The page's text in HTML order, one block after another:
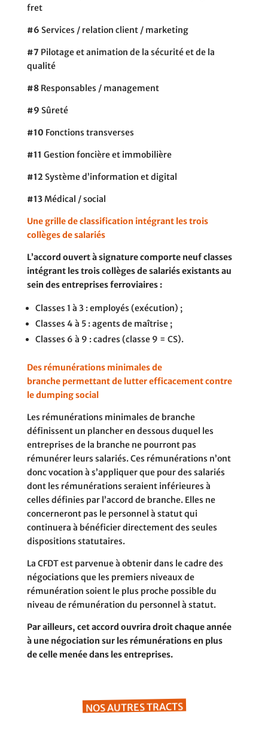
fret
#6 Services / relation client / marketing
#7 Pilotage et animation de la sécurité et de la
qualité
#8 Responsables / management
#9 Sûreté
#10 Fonctions transverses
#11 Gestion foncière et immobilière
#12 Système d’information et digital
#13Médical / social
Une grille de classification intégrant les trois
collèges de salariés
L’accord ouvert à signature comporte neuf classes
intégrant les trois collèges de salariés existants au
sein des entreprises ferroviaires :
Classes 1 à 3 : employés (exécution) ;
Classes 4 à 5 : agents de maîtrise ;
Classes 6 à 9 : cadres (classe 9 = CS).
Des rémunérations minimales de
branche permettant de lutter efficacement contre
le dumping social
Les rémunérations minimales de branche
définissent un plancher en dessous duquel les
entreprises de la branche ne pourront pas
rémunérer leurs salariés. Ces rémunérations n’ont
donc vocation à s’appliquer que pour des salariés
dont les rémunérations seraient inférieures à
celles définies par l’accord de branche. Elles ne
concerneront pas le personnel à statut qui
continuera à bénéficier directement des seules
dispositions statutaires.
La CFDT est parvenue à obtenir dans le cadre des
négociations que les premiers niveaux de
rémunération soient le plus proche possible du
niveau de rémunération du personnel à statut.
Par ailleurs, cet accord ouvrira droit chaque année
à une négociation sur les rémunérations en plus
de celle menée dans les entreprises.
NOS AUTRES TRACTS